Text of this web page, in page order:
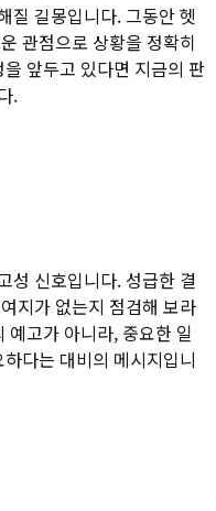
질 길몽입니다. 그동안 헷
관점으로 상황을 정확히
앞두고 있다면 지금의 판
.
성 신호입니다. 성급한 결
지가 없는지 점검해 보라
고가 아니라, 중요한 일
다는 대비의 메시지입니